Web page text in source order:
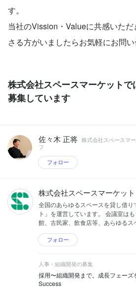
す。
当社のVission・Valueに共感いた
さる方がいましたらお気軽にお問い
株式会社スペースマーケット
募集しています
佐々木 正将 株式会社スペースマ
フ
フォロー
株式会社スペースマーケット
全国のあらゆるスペースを貸し借り
ト」を運営しています。 会議室は
館、古民家、飲食店等、あらゆるス
フォロー
人事・組織開発の募集
採用〜組織開発まで。成長フェー
Success